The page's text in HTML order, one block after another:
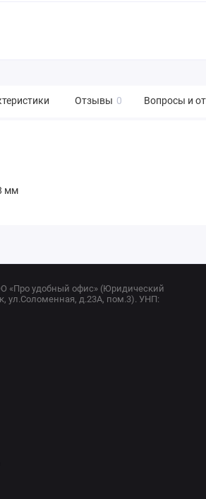
Отзывы 0 Вопросы и
мм
«Про удобный офис» (Юридический
ул.Соломенная, д.23А, пом.3). УНП: